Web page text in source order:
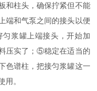
和柱头，确保拧紧但不能
端和气泵之间的接头以便
浆罐上端接头，开始加
压实了；⑤稳定在适当的
色谱柱，把接匀浆罐这一
用。